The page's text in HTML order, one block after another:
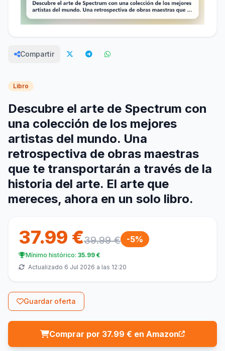
Compartir
Libro
Descubre el arte de Spectrum con
una colección de los mejores
artistas del mundo. Una
retrospectiva de obras maestras
que te transportarán a través de la
historia del arte. El arte que
mereces, ahora en un solo libro.
37.99 €39.99 € -5%
Mínimo histórico: 35.99 €
Actualizado 6 Jul 2026 a las 12:20
Guardar oferta
Comprar por 37.99 € en Amazon